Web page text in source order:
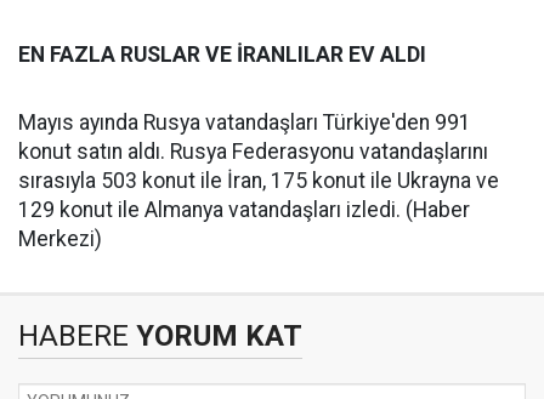
EN FAZLA RUSLAR VE İRANLILAR EV ALDI
Mayıs ayında Rusya vatandaşları Türkiye'den 991
konut satın aldı. Rusya Federasyonu vatandaşlarını
sırasıyla 503 konut ile İran, 175 konut ile Ukrayna ve
129 konut ile Almanya vatandaşları izledi. (Haber
Merkezi)
HABERE YORUM KAT